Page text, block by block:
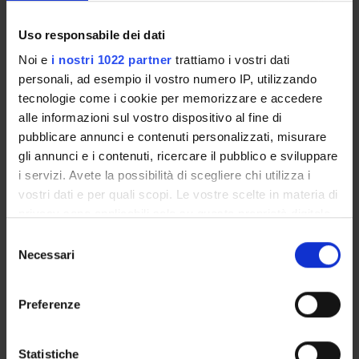
Uso responsabile dei dati
Noi e i nostri 1022 partner trattiamo i vostri dati
personali, ad esempio il vostro numero IP, utilizzando
tecnologie come i cookie per memorizzare e accedere
alle informazioni sul vostro dispositivo al fine di
pubblicare annunci e contenuti personalizzati, misurare
gli annunci e i contenuti, ricercare il pubblico e sviluppare
i servizi. Avete la possibilità di scegliere chi utilizza i
vostri dati e per quali scopi. Le vostre scelte in materia di
modificare o revocare il proprio consenso in qualsiasi
momento dalla Dichiarazione sui cookie o facendo clic
raccogliere informazioni sulla tua posizione
delNecessari
Preferenze
Statistiche
HPA s.r.l.
PROJECT PARTICIPANTS
Luca Di Persio
Associate Professor
Metodi e modelli matematici